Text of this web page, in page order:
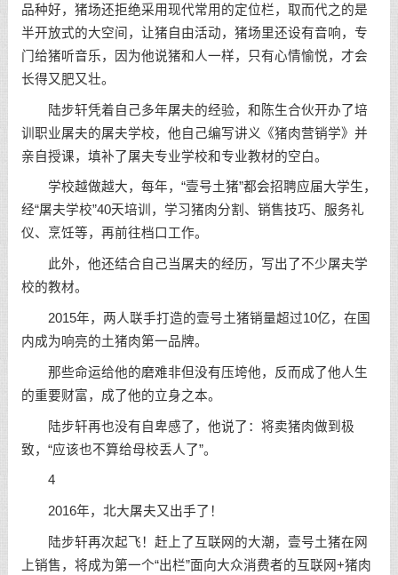
品种好，猪场还拒绝采用现代常用的定位栏，取而代之的是
半开放式的大空间，让猪自由活动，猪场里还设有音响，专
门给猪听音乐，因为他说猪和人一样，只有心情愉悦，才会
长得又肥又壮。
陆步轩凭着自己多年屠夫的经验，和陈生合伙开办了培
训职业屠夫的屠夫学校，他自己编写讲义《猪肉营销学》并
亲自授课，填补了屠夫专业学校和专业教材的空白。
学校越做越大，每年，“壹号土猪”都会招聘应届大学生，
经“屠夫学校”40天培训， 学习猪肉分割、销售技巧、服务礼
仪、烹饪等，再前往档口工作。
此外，他还结合自己当屠夫的经历，写出了不少屠夫学
校的教材。
2015年，两人联手打造的壹号土猪销量超过10亿，在国
内成为响亮的土猪肉第一品牌。
那些命运给他的磨难非但没有压垮他，反而成了他人生
的重要财富，成了他的立身之本。
陆步轩再也没有自卑感了，他说了：将卖猪肉做到极
致，“应该也不算给母校丢人了”。
4
2016年，北大屠夫又出手了！
陆步轩再次起飞！赶上了互联网的大潮，壹号土猪在网
上销售，将成为第一个“出栏”面向大众消费者的互联网+猪肉